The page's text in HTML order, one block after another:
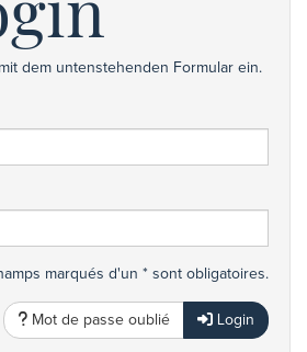
dem untenstehenden Formular ein.
marqués d'un * sont obligatoires.
Mot de passe oublié Login